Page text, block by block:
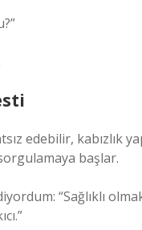
edebilir, kabızlık
başlar.
“Sağlıklı